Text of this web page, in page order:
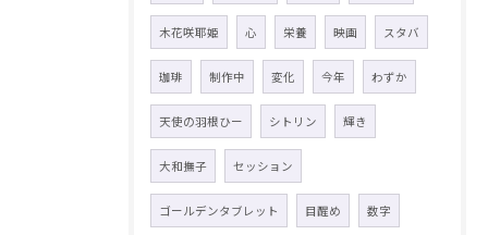
木花咲耶姫 心 栄養 映画 スタバ
珈琲 制作中 変化 今年 わずか
天使の羽根ひー シトリン 輝き
大和撫子 セッション
ゴールデンタブレット 目醒め 数字